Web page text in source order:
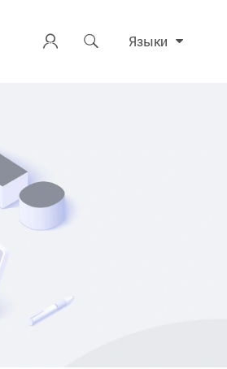
  Языки